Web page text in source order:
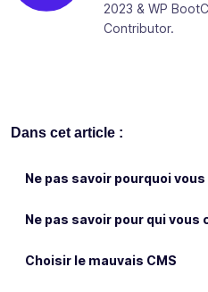
2023 & WP
Contributor.
Dans cet article :
Ne pas savoir pourquoi
Ne pas savoir pour qui
Choisir le mauvais CMS